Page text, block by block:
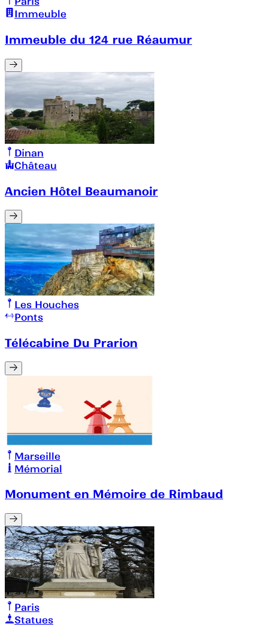
Immeuble
Immeuble du 124 rue Réaumur
Dinan
Château
Ancien Hôtel Beaumanoir
Les Houches
Ponts
Télécabine Du Prarion
Marseille
Mémorial
Monument en Mémoire de Rimbaud
Paris
Statues